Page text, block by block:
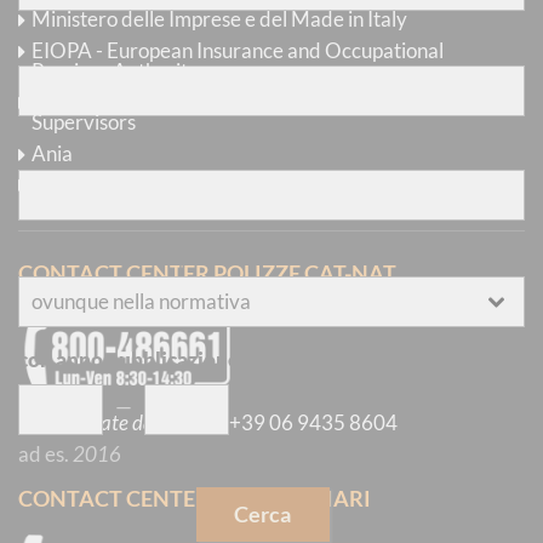
conalmeno unadelle parole
senzale parole
con anno pubblicazione
—
ad es. 2016
Cerca
Ministero delle Imprese e del Made in Italy
EIOPA - European Insurance and Occupational
Pensions Authority
Supervisors
Ania
CONTACT CENTER POLIZZE CAT-NAT
per chiamate dall'estero +39 06 9435 8604
CONTACT CENTER INTERMEDIARI